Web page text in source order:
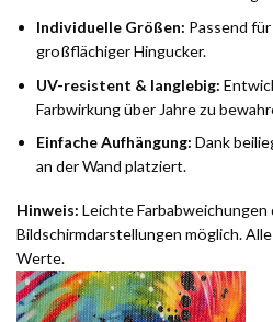
Individuelle Größen: Passend
großflächiger Hingucker.
UV-resistent & langlebig:
Farbwirkung über Jahre zu
Einfache Aufhängung: Dank
an der Wand platziert.
Hinweis: Leichte
Bildschirmdarstellungen möglich.
Werte.